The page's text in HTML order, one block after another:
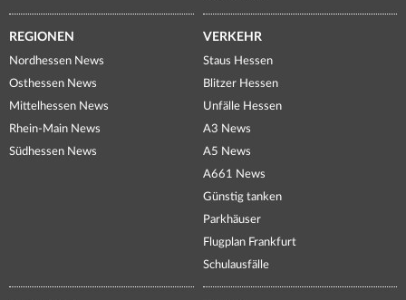
REGIONEN
Nordhessen News
Osthessen News
Mittelhessen News
Rhein-Main News
Südhessen News
VERKEHR
Staus Hessen
Blitzer Hessen
Unfälle Hessen
A3 News
A5 News
A661 News
Günstig tanken
Parkhäuser
Flugplan Frankfurt
Schulausfälle